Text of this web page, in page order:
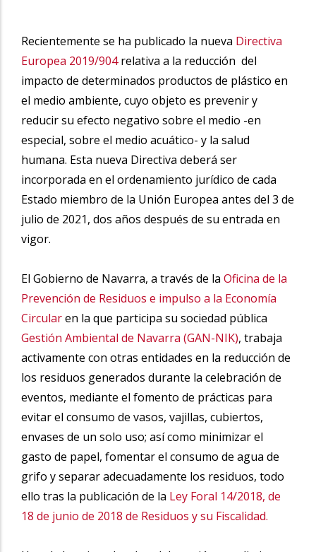
Recientemente se ha publicado la nueva Directiva
Europea 2019/904relativa a la reducción del
impacto de determinados productos de plástico en
el medio ambiente, cuyo objeto es prevenir y
reducir su efecto negativo sobre el medio -en
especial, sobre el medio acuático- y la salud
humana. Esta nueva Directiva deberá ser
incorporada en el ordenamiento jurídico de cada
Estado miembro de la Unión Europea antes del 3 de
julio de 2021, dos años después de su entrada en
vigor.
El Gobierno de Navarra, a través de la Oficina de la
Prevención de Residuos e impulso a la Economía
Circularen la que participa su sociedad pública
Gestión Ambiental de Navarra (GAN-NIK), trabaja
activamente con otras entidades en la reducción de
los residuos generados durante la celebración de
eventos, mediante el fomento de prácticas para
evitar el consumo de vasos, vajillas, cubiertos,
envases de un solo uso; así como minimizar el
gasto de papel, fomentar el consumo de agua de
grifo y separar adecuadamente los residuos, todo
ello tras la publicación de la Ley Foral 14/2018, de
18 de junio de 2018 de Residuos y su Fiscalidad.